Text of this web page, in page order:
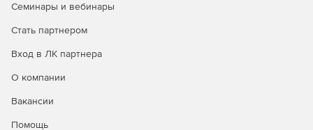
актуальности и важности позволяют избежать
нежелательных событий.
Аудит всех элементов среды Microsoft Server.
среде Microsoft Server обеспечивает безопасность и
защищенность корпоративной среды в целом.
Создание отчетов о результатах аудита каталога
Семинары и вебинары
Стать партнером
Вход в ЛК партнера
О компании
Вакансии
Помощь